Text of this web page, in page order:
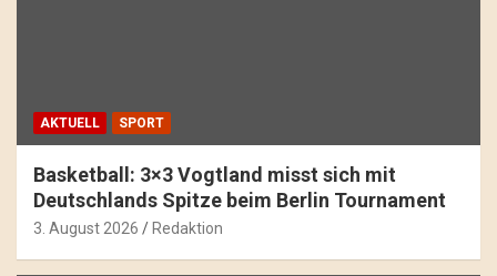
AKTUELL SPORT
Basketball: 3×3 Vogtland misst sich mit
Deutschlands Spitze beim Berlin Tournament
3. August 2026 Redaktion